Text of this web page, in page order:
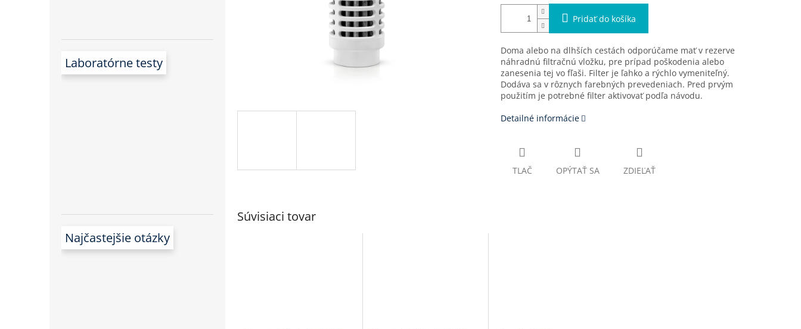
Laboratórne testy
Najčastejšie otázky
Pridať do košíka
Doma alebo na dlhších cestách odporúčame mať v rezerve
náhradnú filtračnú vložku, pre prípad poškodenia alebo
zanesenia tej vo fľaši. Filter je ľahko a rýchlo vymeniteľný.
Dodáva sa v rôznych farebných prevedeniach. Pred prvým
použitím je potrebné filter aktivovať podľa návodu.
Detailné informácie
TLAČ OPÝTAŤ SA ZDIEĽAŤ
Súvisiaci tovar